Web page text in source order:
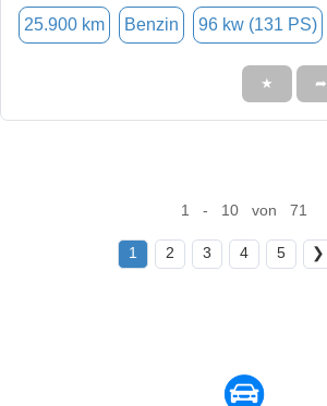
25.900 km Benzin 96 kw (131 PS)
★ ➦
1 - 10 von 71
1 2 3 4 5 ❯